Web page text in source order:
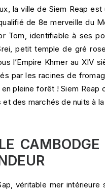
la ville de Siem Reap
de 8e merveille du
Tom, identifiable à ses
petit temple de gré
l’Empire Khmer au XIV
par les racines de
pleine forêt ! Siem Reap
et des marchés de nuits à
CAMBODGE
véritable mer